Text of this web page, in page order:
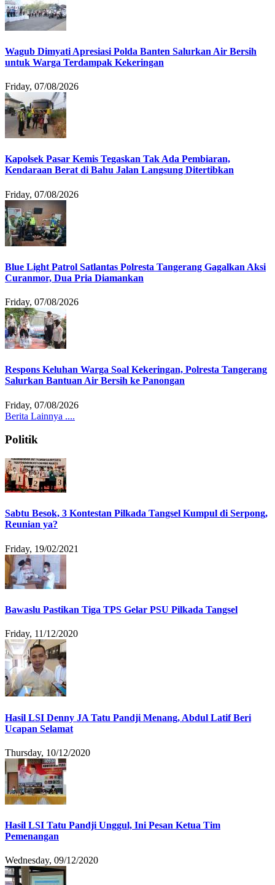
Wagub Dimyati Apresiasi Polda Banten Salurkan Air Bersih
untuk Warga Terdampak Kekeringan
Friday, 07/08/2026
Kapolsek Pasar Kemis Tegaskan Tak Ada Pembiaran,
Kendaraan Berat di Bahu Jalan Langsung Ditertibkan
Friday, 07/08/2026
Blue Light Patrol Satlantas Polresta Tangerang Gagalkan Aksi
Curanmor, Dua Pria Diamankan
Friday, 07/08/2026
Respons Keluhan Warga Soal Kekeringan, Polresta Tangerang
Salurkan Bantuan Air Bersih ke Panongan
Friday, 07/08/2026
Berita Lainnya ....
Politik
Sabtu Besok, 3 Kontestan Pilkada Tangsel Kumpul di Serpong,
Reunian ya?
Friday, 19/02/2021
Bawaslu Pastikan Tiga TPS Gelar PSU Pilkada Tangsel
Friday, 11/12/2020
Hasil LSI Denny JA Tatu Pandji Menang, Abdul Latif Beri
Ucapan Selamat
Thursday, 10/12/2020
Hasil LSI Tatu Pandji Unggul, Ini Pesan Ketua Tim
Pemenangan
Wednesday, 09/12/2020